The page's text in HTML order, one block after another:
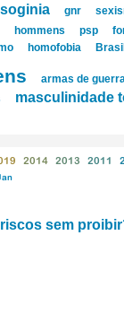
gnr
hommens psp
homofobia
armas de
masculinidade
2014 2013 2011
sem